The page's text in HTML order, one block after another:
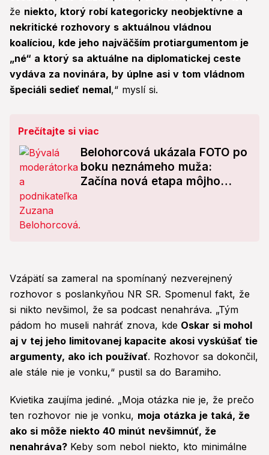
že niekto, ktorý robí kategoricky neobjektívne a
nekritické rozhovory s aktuálnou vládnou
koalíciou, kde jeho najväčším protiargumentom je
„né“ a ktorý sa aktuálne na diplomatickej ceste
vydáva za novinára, by úplne asi v tom vládnom
špeciáli sedieť nemal,“ myslí si.
Prečítajte si viac
Belohorcová ukázala FOTO po
boku neznámeho muža:
Začína nová etapa môjho
Vzápätí sa zameral na spomínaný nezverejnený
rozhovor s poslankyňou NR SR. Spomenul fakt, že
si nikto nevšimol, že sa podcast nenahráva. „Tým
pádom ho museli nahráť znova, kde Oskar si mohol
aj v tej jeho limitovanej kapacite akosi vyskúšať tie
argumenty, ako ich používať. Rozhovor sa dokončil,
ale stále nie je vonku,“ pustil sa do Baramiho.
Kvietika zaujíma jediné. „Moja otázka nie je, že prečo
ten rozhovor nie je vonku, moja otázka je taká, že
ako si môže niekto 40 minút nevšimnúť, že
nenahráva? Keby som nebol niekto, kto minimálne